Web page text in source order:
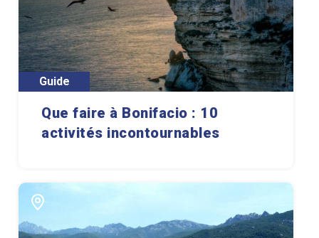
Guide
Que faire à Bonifacio : 10
activités incontournables